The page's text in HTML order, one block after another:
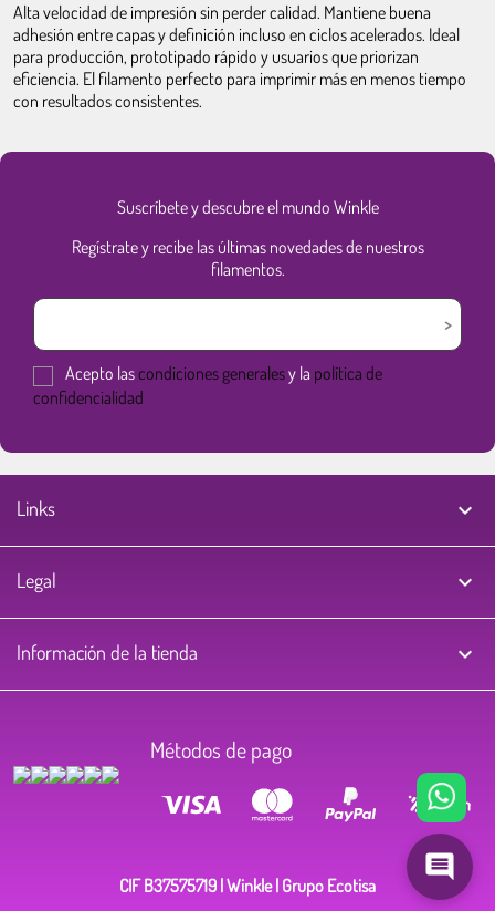
Alta velocidad de impresión sin perder calidad. Mantiene buena
adhesión entre capas y definición incluso en ciclos acelerados. Ideal
para producción, prototipado rápido y usuarios que priorizan
eficiencia. El filamento perfecto para imprimir más en menos tiempo
con resultados consistentes.
Suscríbete y descubre el mundo Winkle
Regístrate y recibe las últimas novedades de nuestros
filamentos.
Acepto lascondiciones generalesy la política de
confidencialidad
Links 
Legal 
Información de la tienda keyboard_arrow_down
Métodos de pago
CIF B37575719 | Winkle | Grupo Ecotisa